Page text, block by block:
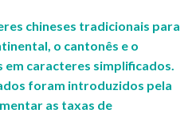
chineses tradicionais para
o cantonês e o
caracteres simplificados.
foram introduzidos pela
as taxas de